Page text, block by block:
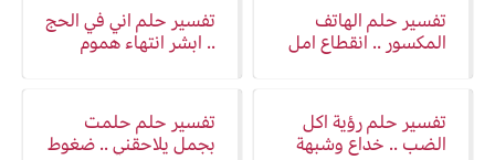
تفسير حلم الهاتف
المكسور .. انقطاع امل
تفسير حلم اني في الحج
.. ابشر انتهاء هموم
تفسير حلم رؤية اكل
الضب .. خداع وشبهة
تفسير حلم حلمت
بجمل يلاحقني .. ضغوط